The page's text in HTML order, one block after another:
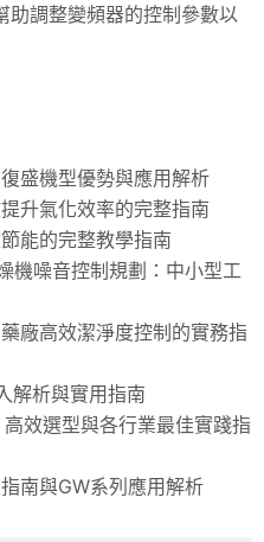
助調整變頻器的控制參數以
盛機型優勢與應用解析
升氣化效率的完整指南
能的完整教學指南
機噪音控制規劃：中小型工
廠高效潔淨度控制的實務指
解析與實用指南
效選型與各行業最佳實踐指
南與GW系列應用解析